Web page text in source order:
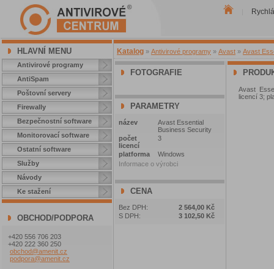
HLAVNÍ MENU
Antivirové programy
AntiSpam
Poštovní servery
Firewally
Bezpečnostní software
Monitorovací software
Ostatní software
Služby
Návody
Ke stažení
OBCHOD/PODPORA
+420 556 706 203
+420 222 360 250
obchod@amenit.cz
podpora@amenit.cz
Katalog » Antivirové programy » Avast » Avast
FOTOGRAFIE
PARAMETRY
název
Avast Essential
Business Security
počet
licencí
3
platforma
Windows
Informace o výrobci
CENA
Bez DPH:
2 564,00 Kč
S DPH:
3 102,50 Kč
Avast
licencí 3;